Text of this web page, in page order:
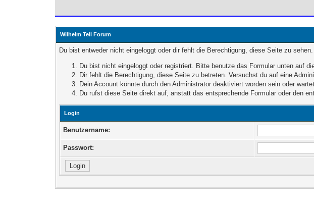
Wilhelm Tell Forum
Du bist entweder nicht eingeloggt oder dir fehlt die Berechtigung, diese Seite zu
Du bist nicht eingeloggt oder registriert. Bitte benutze das Formular unten auf
Dir fehlt die Berechtigung, diese Seite zu betreten. Versuchst du auf eine
Dein Account könnte durch den Administrator deaktiviert worden sein oder
Du rufst diese Seite direkt auf, anstatt das entsprechende Formular oder den
Login
Benutzername:
Passwort: